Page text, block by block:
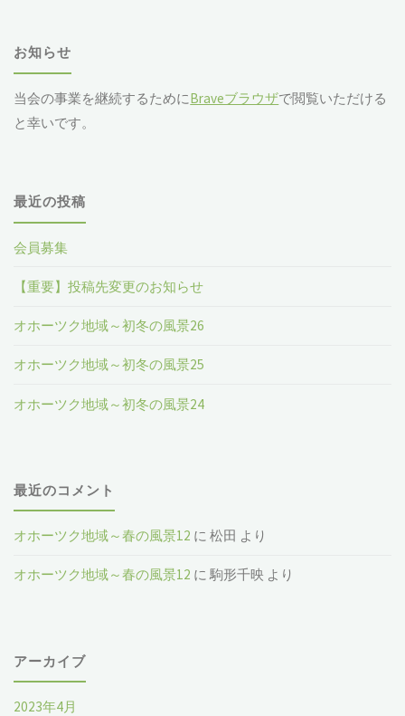
お知らせ
当会の事業を継続するためにBraveブラウザで閲覧いただける
と幸いです。
最近の投稿
会員募集
【重要】投稿先変更のお知らせ
オホーツク地域～初冬の風景26
オホーツク地域～初冬の風景25
オホーツク地域～初冬の風景24
最近のコメント
オホーツク地域～春の風景12 に松田 より
オホーツク地域～春の風景12 に駒形千映 より
アーカイブ
2023年4月